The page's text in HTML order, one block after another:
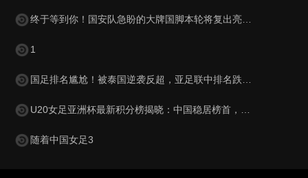
终于等到你！国安队急盼的大牌国脚本轮将复出亮相，值得期待
1
国足排名尴尬！被泰国逆袭反超，亚足联中排名跌至第15，被巴勒斯坦紧逼
U20女足亚洲杯最新积分榜揭晓：中国稳居榜首，韩国与澳大利亚表现抢眼
随着中国女足3